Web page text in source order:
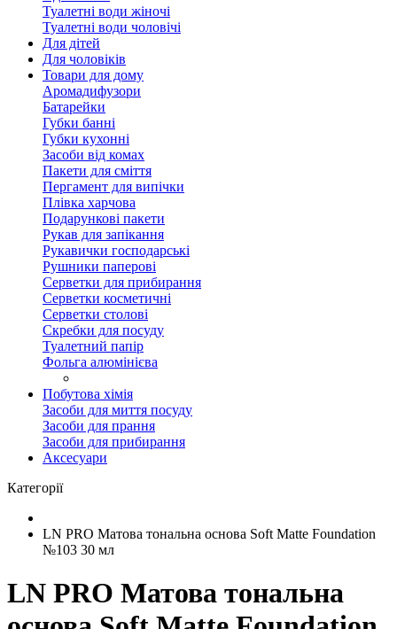
Туалетні води жіночі
Туалетні води чоловічі
Для дітей
Для чоловіків
Товари для дому
Аромадифузори
Батарейки
Губки банні
Губки кухонні
Засоби від комах
Пакети для сміття
Пергамент для випічки
Плівка харчова
Подарункові пакети
Рукав для запікання
Рукавички господарські
Рушники паперові
Серветки для прибирання
Серветки косметичні
Серветки столові
Скребки для посуду
Туалетний папір
Фольга алюмінієва
Побутова хімія
Засоби для миття посуду
Засоби для прання
Засоби для прибирання
Аксесуари
Категорії
LN PRO Матова тональна основа Soft Matte Foundation
№103 30 мл
LN PRO Матова тональна